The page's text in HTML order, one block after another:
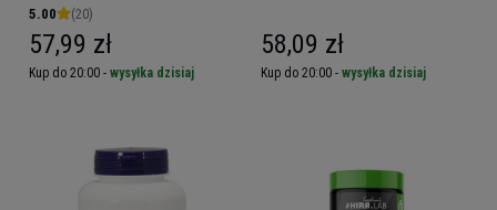
5.00 (20)
57,99 zł
Kup do 20:00 - wysyłka dzisiaj
58,09 zł
Kup do 20:00 - wysyłka dzisiaj